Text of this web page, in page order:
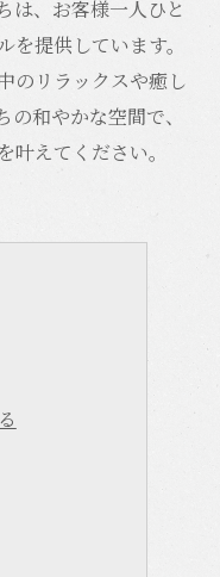
は、お客様一人ひと
を提供しています。
のリラックスや癒し
和やかな空間で、
えてください。